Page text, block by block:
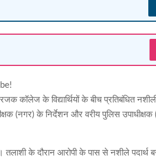
कॉलेज के विद्यार्थियों के बीच प्रतिबंधित
(नगर) के निर्देशन और वरीय पुलिस
तलाशी के दौरान आरोपी के पास से नशीले पदार्थ